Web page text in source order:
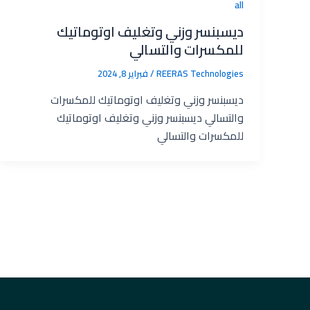
all
ديسبنسر وزني وتغليف اوتوماتيك
للمكسرات والتسالي
REERAS Technologies‎
/فبراير 8, 2024
ديسبنسر وزني وتغليف اوتوماتيك للمكسرات
والتسالي ديسبنسر وزني وتغليف اوتوماتيك
للمكسرات والتسالي